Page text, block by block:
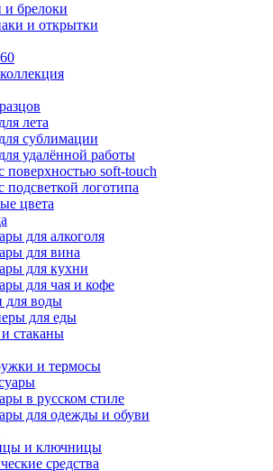
и брелоки
и открытки
лета
сублимации
удалённой работы
поверхностью soft-touch
подсветкой логотипа
цвета
для алкоголя
для вина
для кухни
для чая и кофе
для воды
для еды
стаканы
и термосы
в русском стиле
для одежды и обуви
и ключницы
средства